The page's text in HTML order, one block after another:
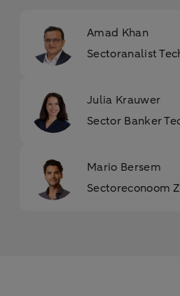
Amad Khan
Sectoranalist
Julia Krauwer
Sector Banker
Mario Bersem
Sectoreconoom